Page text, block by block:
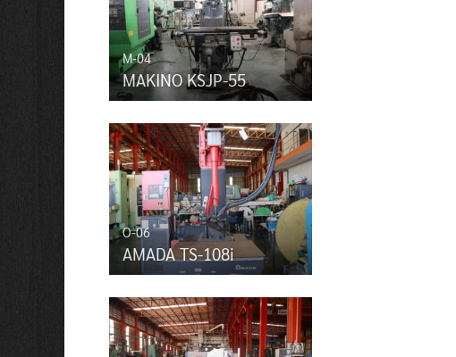
M-04
MAKINO KSJP-55
O-06
AMADA TS-108i